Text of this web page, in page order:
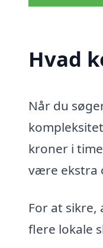
Hvad
Når du
kroner i
være ekstra
For at
flere lokale